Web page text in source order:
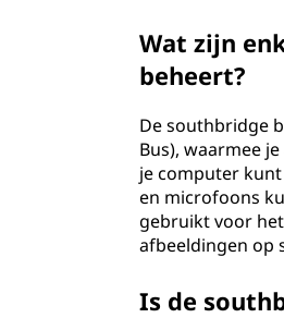
Wat zijn
beheert?
De southbridge
Bus), waarmee
je computer
en microfoons
gebruikt voor
afbeeldingen op
Is de